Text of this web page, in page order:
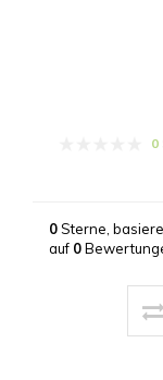
0
0Sterne,
auf 0